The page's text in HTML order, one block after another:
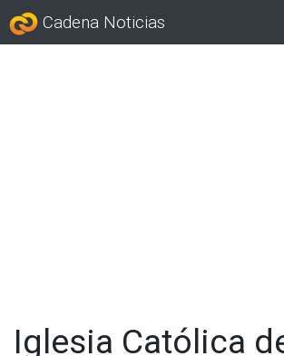
Cadena Noticias
Iglesia Católica